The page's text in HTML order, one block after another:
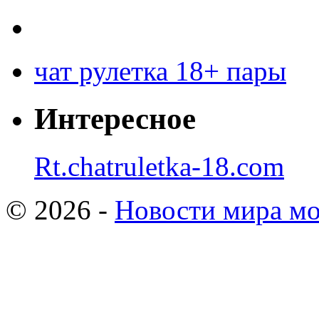
чат рулетка 18+ пары
Интересное
Rt.chatruletka-18.com
© 2026 - Новости мира